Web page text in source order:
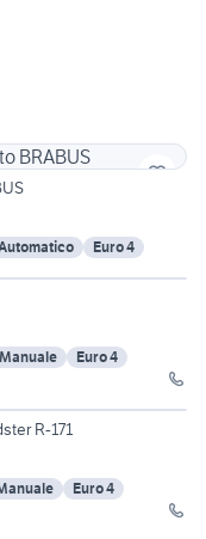
Euro 4
Manuale
Euro 4
R-171
Euro 4